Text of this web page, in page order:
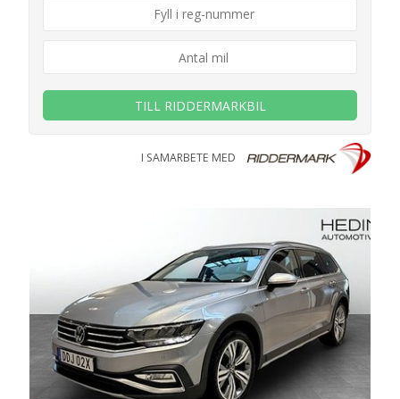
TILL RIDDERMARKBIL
I SAMARBETE MED